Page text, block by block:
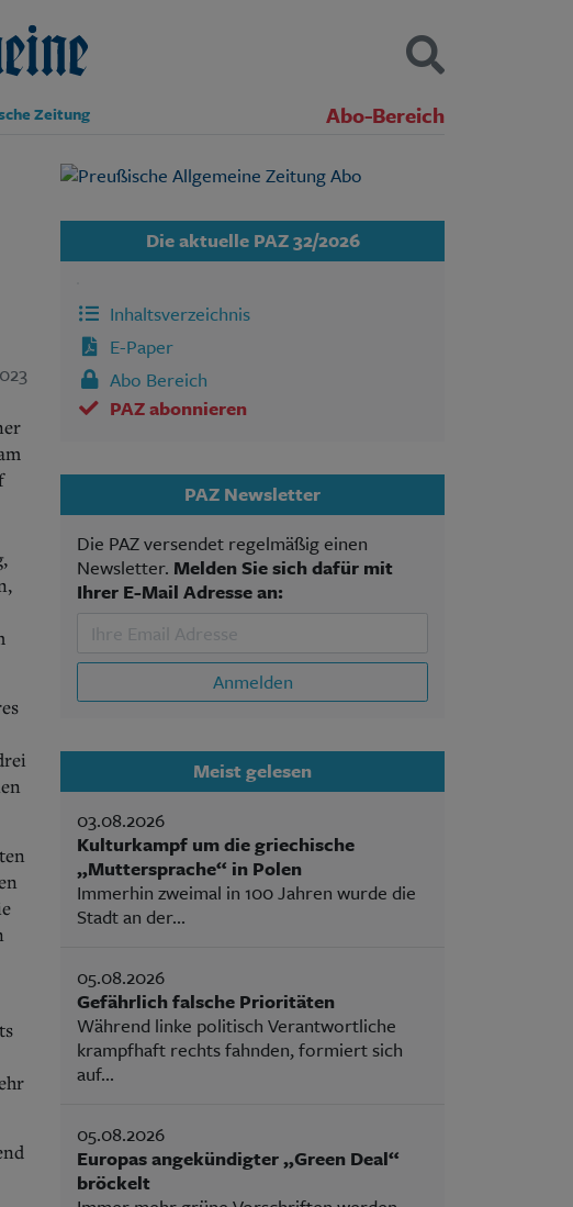
Zeitung Abo-Bereich
Kontakt
Datenschutz
SUCHEN
Die aktuelle PAZ 32/2026
Inhaltsverzeichnis
E-Paper
Abo Bereich
PAZ abonnieren
PAZ Newsletter
Die PAZ versendet regelmäßig einen
Newsletter. Melden Sie sich dafür mit
Ihrer E-Mail Adresse an:
Anmelden
Meist gelesen
03.08.2026
Kulturkampf um die griechische
„Muttersprache“ in Polen
Immerhin zweimal in 100 Jahren wurde die
Stadt an der...
05.08.2026
Gefährlich falsche Prioritäten
Während linke politisch Verantwortliche
krampfhaft rechts fahnden, formiert sich
auf...
05.08.2026
Europas angekündigter „Green Deal“
bröckelt